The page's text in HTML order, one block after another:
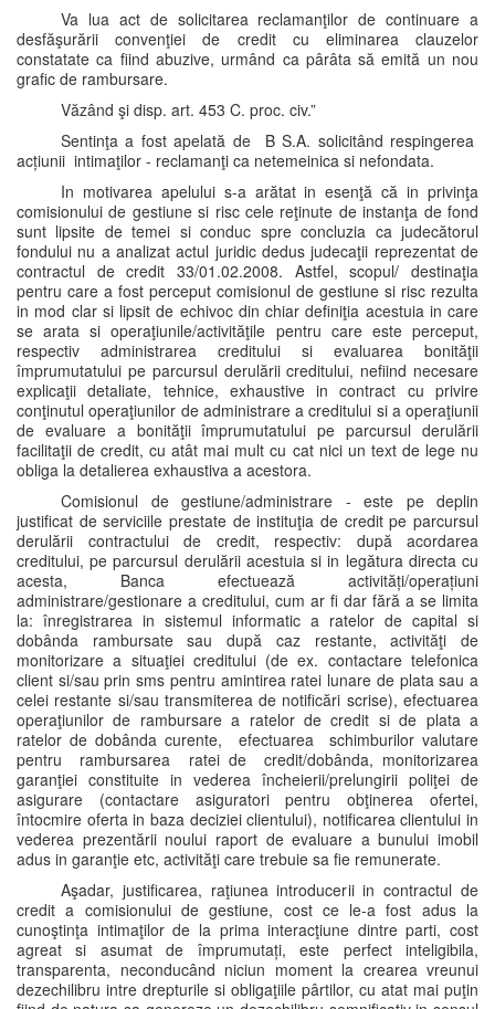
Va lua act de solicitarea reclamanţilor de continuare a
desfăşurării convenţiei de credit cu eliminarea clauzelor
constatate ca fiind abuzive, urmând ca pârâta să emită un nou
grafic de rambursare.
Văzând şi disp. art. 453 C. proc. civ.”
Sentinţa a fost apelată de B S.A. solicitând respingerea
acțiunii intimaţilor - reclamanţi ca netemeinica si nefondata.
In motivarea apelului s-a arătat in esenţă că in privinţa
comisionului de gestiune si risc cele reţinute de instanţa de fond
sunt lipsite de temei si conduc spre concluzia ca judecătorul
fondului nu a analizat actul juridic dedus judecaţii reprezentat de
contractul de credit 33/01.02.2008. Astfel, scopul/ destinaţia
pentru care a fost perceput comisionul de gestiune si risc rezulta
in mod clar si lipsit de echivoc din chiar definiţia acestuia in care
se arata si operaţiunile/activităţile pentru care este perceput,
respectiv administrarea creditului si evaluarea bonităţii
împrumutatului pe parcursul derulării creditului, nefiind necesare
explicaţii detaliate, tehnice, exhaustive in contract cu privire
conţinutul operaţiunilor de administrare a creditului si a operaţiunii
de evaluare a bonităţii împrumutatului pe parcursul derulării
facilitaţii de credit, cu atât mai mult cu cat nici un text de lege nu
obliga la detalierea exhaustiva a acestora.
Comisionul de gestiune/administrare - este pe deplin
justificat de serviciile prestate de instituţia de credit pe parcursul
derulării contractului de credit, respectiv: după acordarea
creditului, pe parcursul derulării acestuia si in legătura directa cu
acesta, Banca efectuează activități/operațiuni
administrare/gestionare a creditului, cum ar fi dar fără a se limita
la: înregistrarea in sistemul informatic a ratelor de capital si
dobânda rambursate sau după caz restante, activităţi de
monitorizare a situaţiei creditului (de ex. contactare telefonica
client si/sau prin sms pentru amintirea ratei lunare de plata sau a
celei restante si/sau transmiterea de notificări scrise), efectuarea
operaţiunilor de rambursare a ratelor de credit si de plata a
ratelor de dobânda curente, efectuarea schimburilor valutare
pentru rambursarea ratei de credit/dobânda, monitorizarea
garanţiei constituite in vederea încheierii/prelungirii poliţei de
asigurare (contactare asiguratori pentru obţinerea ofertei,
întocmire oferta in baza deciziei clientului), notificarea clientului in
vederea prezentării noului raport de evaluare a bunului imobil
adus in garanţie etc, activităţi care trebuie sa fie remunerate.
Aşadar, justificarea, raţiunea introducerii in contractul de
credit a comisionului de gestiune, cost ce le-a fost adus la
cunoştinţa intimaţilor de la prima interacţiune dintre parti, cost
agreat si asumat de împrumutați, este perfect inteligibila,
transparenta, neconducând niciun moment la crearea vreunui
dezechilibru intre drepturile si obligaţiile pârtilor, cu atat mai puţin